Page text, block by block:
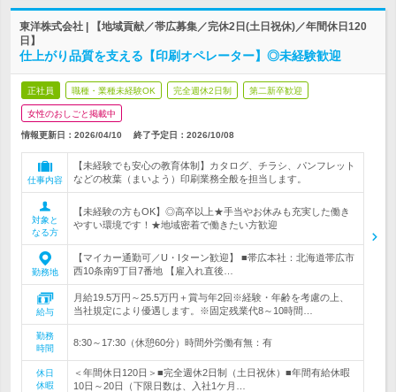
東洋株式会社 | 【地域貢献／帯広募集／完休2日(土日祝休)／年間休日120
日】
仕上がり品質を支える【印刷オペレーター】◎未経験歓迎
正社員 職種・業種未経験OK 完全週休2日制 第二新卒歓迎
女性のおしごと掲載中
情報更新日：2026/04/10 終了予定日： 2026/10/08
仕事内容
【未経験でも安心の教育体制】カタログ、チラシ、パンフレット
などの枚葉（まいよう）印刷業務全般を担当します。
対象と
なる方
【未経験の方もOK】◎高卒以上★手当やお休みも充実した働き
やすい環境です！★地域密着で働きたい方歓迎
勤務地
【マイカー通勤可／U・Iターン歓迎】 ■帯広本社：北海道帯広市
西10条南9丁目7番地 【雇入れ直後…
給与
月給19.5万円～25.5万円＋賞与年2回※経験・年齢を考慮の上、
当社規定により優遇します。※固定残業代8～10時間…
勤務
時間
8:30～17:30（休憩60分）時間外労働有無：有
休日
休暇
＜年間休日120日＞■完全週休2日制（土日祝休）■年間有給休暇
10日～20日（下限日数は、入社1ケ月…